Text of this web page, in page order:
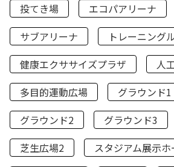
投てき場
エコパアリーナ
サブアリーナ
トレーニング
健康エクササイズプラザ
人
多目的運動広場
グラウンド1
グラウンド2
グラウンド3
芝生広場2
スタジアム展示ホ